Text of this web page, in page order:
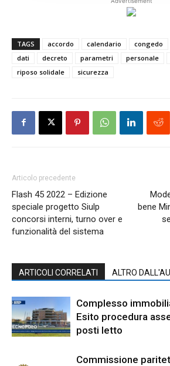
TAGS accordo calendario congedo
dati
decreto parametri personale
riposo solidale
sicurezza
Articolo precedente
Flash 45 2022 – Edizione
speciale progetto Siulp
concorsi interni, turno over e
funzionalità del sistema
bene
ARTICOLI CORRELATI ALTRO
Complesso
Esito procedura
posti letto
Commissione